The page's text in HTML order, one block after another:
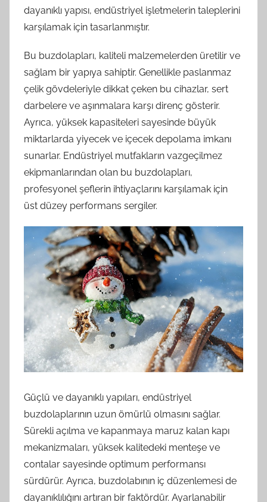
dayanıklı yapısı, endüstriyel işletmelerin taleplerini
karşılamak için tasarlanmıştır.
Bu buzdolapları, kaliteli malzemelerden üretilir ve
sağlam bir yapıya sahiptir. Genellikle paslanmaz
çelik gövdeleriyle dikkat çeken bu cihazlar, sert
darbelere ve aşınmalara karşı direnç gösterir.
Ayrıca, yüksek kapasiteleri sayesinde büyük
miktarlarda yiyecek ve içecek depolama imkanı
sunarlar. Endüstriyel mutfakların vazgeçilmez
ekipmanlarından olan bu buzdolapları,
profesyonel şeflerin ihtiyaçlarını karşılamak için
üst düzey performans sergiler.
Güçlü ve dayanıklı yapıları, endüstriyel
buzdolaplarının uzun ömürlü olmasını sağlar.
Sürekli açılma ve kapanmaya maruz kalan kapı
mekanizmaları, yüksek kalitedeki menteşe ve
contalar sayesinde optimum performansı
sürdürür. Ayrıca, buzdolabının iç düzenlemesi de
dayanıklılığını artıran bir faktördür. Ayarlanabilir